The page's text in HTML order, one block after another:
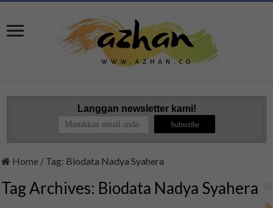
Langgan newsletter kami!
Home / Tag: Biodata Nadya Syahera
Tag Archives: Biodata Nadya Syahera